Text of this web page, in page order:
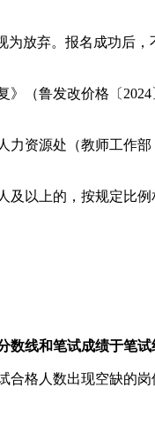
放弃。报名成功后
（鲁发改价格〔
力资源处（教师工作部
及 以上的，按规定比
数线和笔试成绩于笔试
格人数出现空缺的